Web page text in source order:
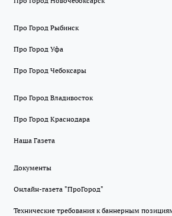
Про Город Рыбинск
Про Город Уфа
Про Город Чебоксары
Про Город Владивосток
Про Город Краснодара
Наша Газета
Документы
Онлайн-газета "ПроГород"
Технические требования к баннерным